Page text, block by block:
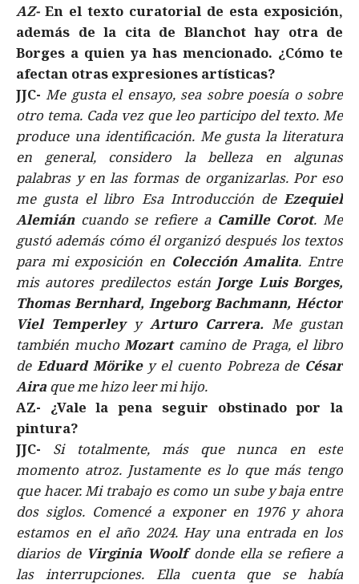
AZ- En el texto curatorial de esta exposición,
además de la cita de Blanchot hay otra de
Borges a quien ya has mencionado. ¿Cómo te
afectan otras expresiones artísticas?
JJC- Me gusta el ensayo, sea sobre poesía o sobre
otro tema. Cada vez que leo participo del texto. Me
produce una identificación. Me gusta la literatura
en general, considero la belleza en algunas
palabras y en las formas de organizarlas. Por eso
me gusta el libro Esa Introducción de Ezequiel
Alemiáncuando se refiere a Camille Corot. Me
gustó además cómo él organizó después los textos
para mi exposición en Colección Amalita. Entre
mis autores predilectos están Jorge Luis Borges,
Thomas Bernhard, Ingeborg Bachmann, Héctor
Viel Temperley yArturo Carrera.Me gustan
también muchoMozartcamino de Praga, el libro
de Eduard Mörikey el cuento Pobreza de César
Airaque me hizo leer mi hijo.
AZ-
¿Vale la pena seguir obstinado por la
pintura?
JJC-
Si totalmente, más que nunca en este
momento atroz. Justamente es lo que más tengo
que hacer. Mi trabajo es como un sube y baja entre
dos siglos. Comencé a exponer en 1976 y ahora
estamos en el año 2024. Hay una entrada en los
diarios de Virginia Woolfdonde ella se refiere a
las interrupciones. Ella cuenta que se había